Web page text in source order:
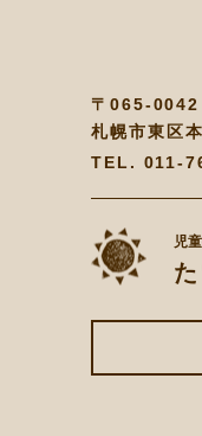
〒065-0042
札幌市東区
TEL. 011-
児